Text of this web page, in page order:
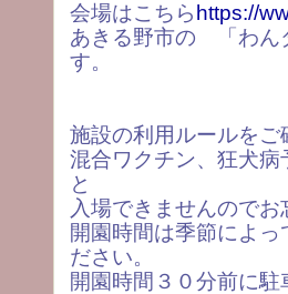
会場はこちら https://
あきる野市の 「わん
す。
施設の利用ルールをご
混合ワクチン、狂犬
と
入場できませんので
開園時間は季節によ
ださい。
開園時間３０分前に